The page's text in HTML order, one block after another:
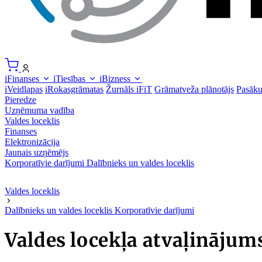
iFinanses iTiesības
iBizness
iVeidlapas iRokasgrāmatas Žurnāls iFiT Grāmatveža plānotājs
Pieredze
Uzņēmuma vadība
Valdes loceklis
Finanses
Elektronizācija
Jaunais uzņēmējs
Korporatīvie darījumi Dalībnieks un valdes loceklis
Valdes loceklis
Dalībnieks un valdes loceklis Korporatīvie darījumi
Valdes locekļa